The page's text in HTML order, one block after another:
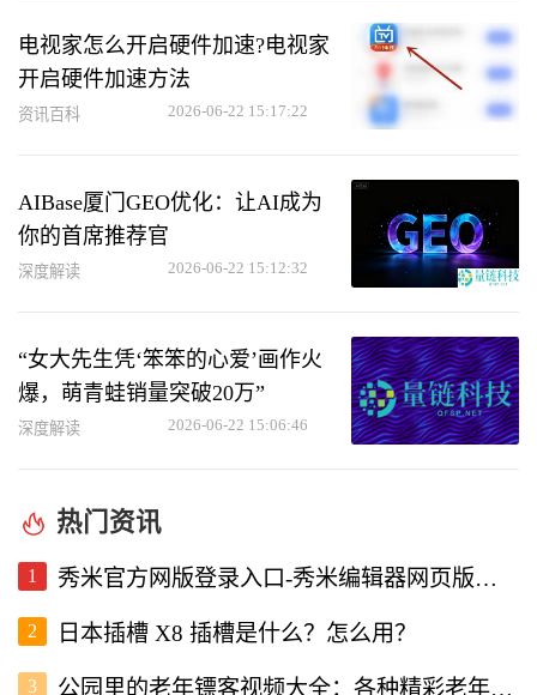
电视家怎么开启硬件加速?电视家
开启硬件加速方法
资讯百科 2026-06-22 15:17:22
AIBase厦门GEO优化：让AI成为
你的首席推荐官
深度解读 2026-06-22 15:12:32
“女大先生凭‘笨笨的心爱’画作火
爆，萌青蛙销量突破20万”
深度解读 2026-06-22 15:06:46
热门资讯
1 秀米官方网版登录入口-秀米编辑器网页版登录入口
2 日本插槽 X8 插槽是什么？怎么用？
3 公园里的老年镖客视频大全：各种精彩老年镖客瞬间全收录